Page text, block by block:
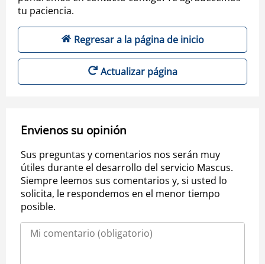
tu paciencia.
Regresar a la página de inicio
Actualizar página
Envienos su opinión
Sus preguntas y comentarios nos serán muy
útiles durante el desarrollo del servicio Mascus.
Siempre leemos sus comentarios y, si usted lo
solicita, le respondemos en el menor tiempo
posible.